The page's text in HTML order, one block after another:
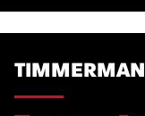
TIMMERMAN